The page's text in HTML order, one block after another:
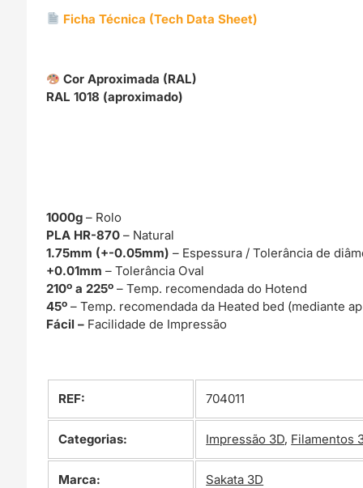
Ficha Técnica (Tech Data Sheet)
Cor Aproximada (RAL)
RAL 1018 (aproximado)
1000g – Rolo
PLA HR-870– Natural
1.75mm (+-0.05mm)– Espessura / Tolerância de
+0.01mm– Tolerância Oval
210º a 225º– Temp. recomendada do Hotend
45º– Temp. recomendada da Heated bed (mediante
Fácil – Facilidade de Impressão
REF: 704011
Categorias: Impressão 3D, Filamentos
Marca: Sakata 3D